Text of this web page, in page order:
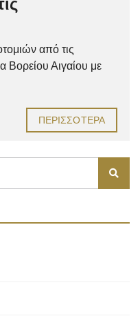
από τις
Βορείου Αιγαίου με
ΠΕΡΙΣΣΌΤΕΡΑ